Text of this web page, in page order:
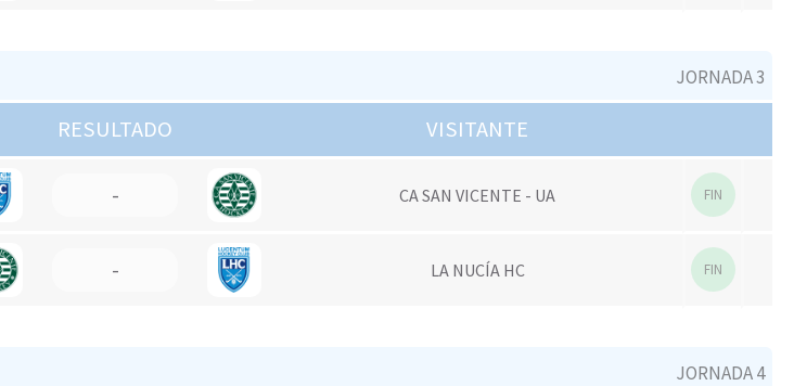
JORNADA 3
RESULTADO VISITANTE
- CA SAN VICENTE - UA FIN
- LA NUCÍA HC FIN
JORNADA 4